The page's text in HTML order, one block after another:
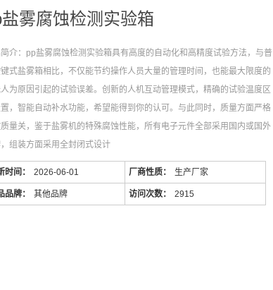
雾腐蚀检测实验箱
介：pp盐雾腐蚀检测实验箱具有高度的自动化和高精度试验方法，与普
式盐雾箱相比，不仅能节约操作人员大量的管理时间，也能最大限度的
人为原因引起的试验误差。创新的人机互动管理模式，精确的试验温度区
，智能自动补水功能，希望能得到你的认可。与此同时，质量方面严格
量关，鉴于盐雾机的特殊腐蚀性能，所有电子元件全部采用国内或国外
组装方面采用全封闭式设计
时间： 2026-06-01 厂商性质： 生产厂家
品牌： 其他品牌 访问次数： 2915